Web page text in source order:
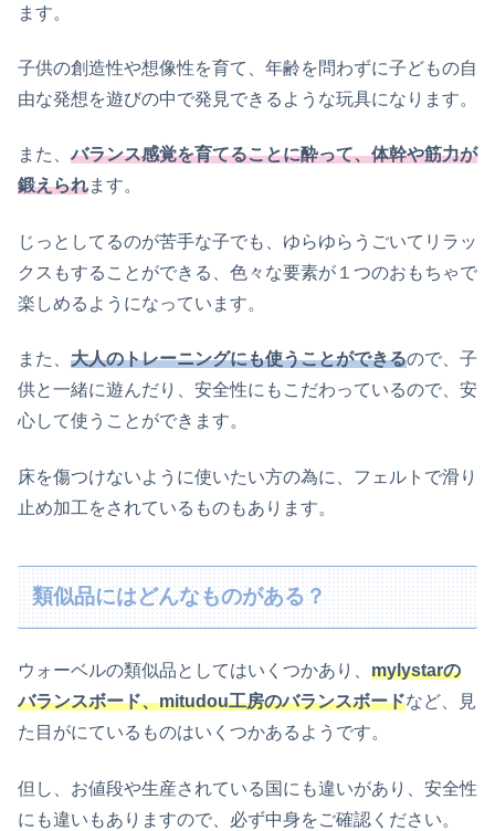
ます。
子供の創造性や想像性を育て、年齢を問わずに子どもの自
由な発想を遊びの中で発見できるような玩具になります。
また、バランス感覚を育てることに酔って、体幹や筋力が
鍛えられます。
じっとしてるのが苦手な子でも、ゆらゆらうごいてリラッ
クスもすることができる、色々な要素が１つのおもちゃで
楽しめるようになっています。
また、 大人のトレーニングにも使うことができるので、子
供と一緒に遊んだり、安全性にもこだわっているので、安
心して使うことができます。
床を傷つけないように使いたい方の為に、フェルトで滑り
止め加工をされているものもあります。
類似品にはどんなものがある？
ウォーベルの類似品としてはいくつかあり、 mylystarの
バランスボード、mitudou工房のバランスボードなど、見
た目がにているものはいくつかあるようです。
但し、お値段や生産されている国にも違いがあり、安全性
にも違いもありますので、必ず中身をご確認ください。